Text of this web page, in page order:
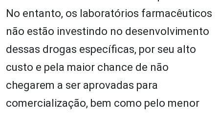
No entanto, os laboratórios farmacêuticos
não estão investindo no desenvolvimento
dessas drogas específicas, por seu alto
custo e pela maior chance de não
chegarem a ser aprovadas para
comercialização, bem como pelo menor